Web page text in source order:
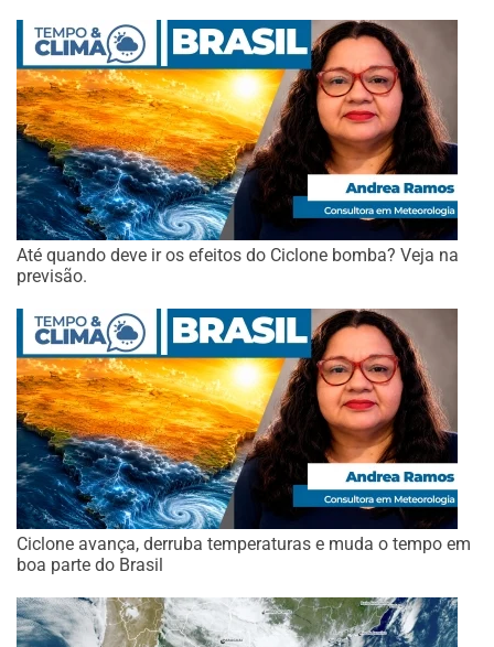
Até quando deve ir os efeitos do Ciclone bomba? Veja na
previsão.
Ciclone avança, derruba temperaturas e muda o tempo em
boa parte do Brasil